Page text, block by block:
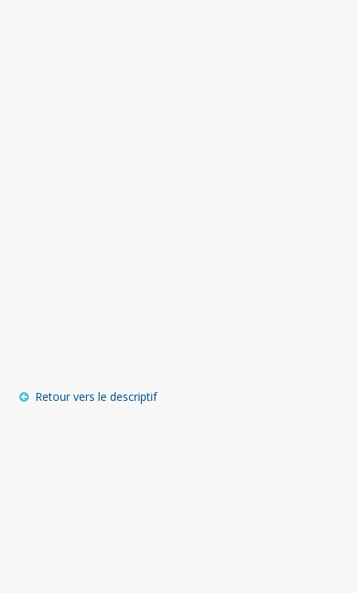
Retour vers le descriptif